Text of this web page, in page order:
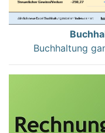
Buchhaltung